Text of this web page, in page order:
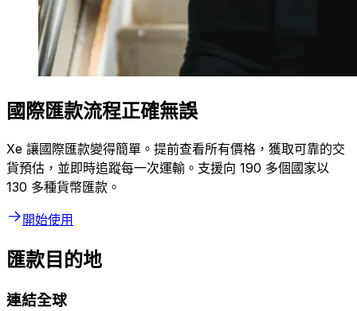
國際匯款流程正確無誤
Xe 讓國際匯款變得簡單。提前查看所有價格，獲取可靠的交
貨預估，並即時追蹤每一次運輸。支援向 190 多個國家以
130 多種貨幣匯款。
開始使用
匯款目的地
連結全球